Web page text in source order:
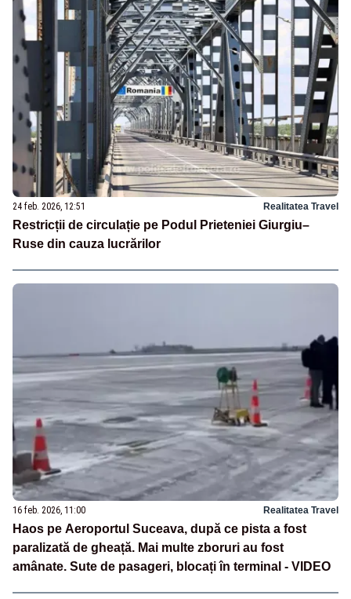
24 feb. 2026, 12:51 Realitatea Travel
Restricții de circulație pe Podul Prieteniei Giurgiu–
Ruse din cauza lucrărilor
16 feb. 2026, 11:00 Realitatea Travel
Haos pe Aeroportul Suceava, după ce pista a fost
paralizată de gheață. Mai multe zboruri au fost
amânate. Sute de pasageri, blocați în terminal - VIDEO